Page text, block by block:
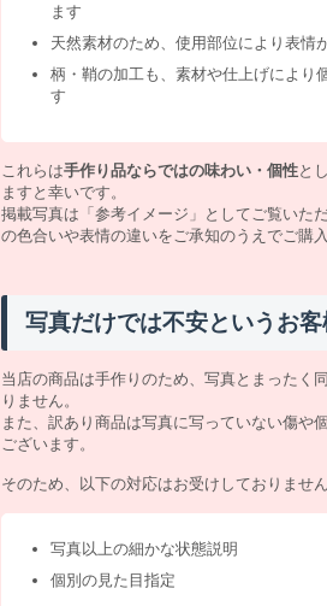
ます
天然素材のため、使用部位により表情
柄・鞘の加工も、素材や仕上げにより
す
これらは手作り品ならではの味わい・個性と
ますと幸いです。
掲載写真は「参考イメージ」としてご覧いた
の色合いや表情の違いをご承知のうえでご購入
写真だけでは不安というお
当店の商品は手作りのため、写真とまったく
りません。
また、訳あり商品は写真に写っていない傷や
ございます。
そのため、以下の対応はお受けしておりません
写真以上の細かな状態説明
個別の見た目指定